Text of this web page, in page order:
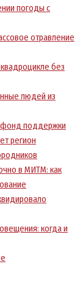
погоды с
отравление
без
людей из
фонд поддержки
регион
в МИТМ: как
когда и